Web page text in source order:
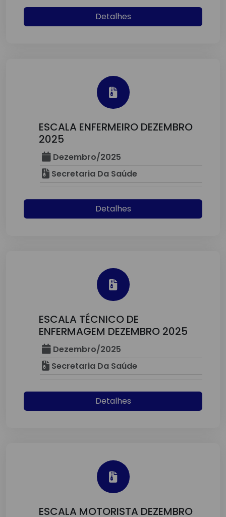
Detalhes
ESCALA ENFERMEIRO DEZEMBRO
2025
Dezembro/2025
Secretaria Da Saúde
Detalhes
ESCALA TÉCNICO DE
ENFERMAGEM DEZEMBRO 2025
Dezembro/2025
Secretaria Da Saúde
Detalhes
ESCALA MOTORISTA DEZEMBRO